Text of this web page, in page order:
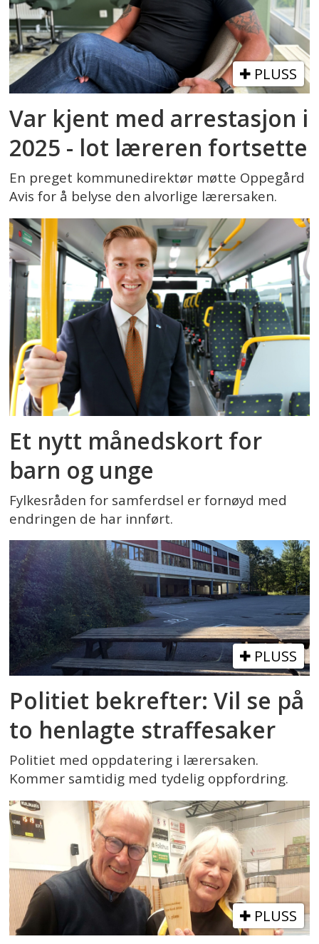
PLUSS
Var kjent med arrestasjon i
2025 - lot læreren fortsette
En preget kommunedirektør møtte Oppegård
Avis for å belyse den alvorlige lærersaken.
Et nytt månedskort for
barn og unge
Fylkesråden for samferdsel er fornøyd med
endringen de har innført.
PLUSS
Politiet bekrefter: Vil se på
to henlagte straffesaker
Politiet med oppdatering i lærersaken.
Kommer samtidig med tydelig oppfordring.
PLUSS